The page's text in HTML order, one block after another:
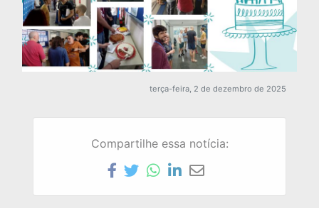
terça-feira, 2 de dezembro de 2025
Compartilhe essa notícia: